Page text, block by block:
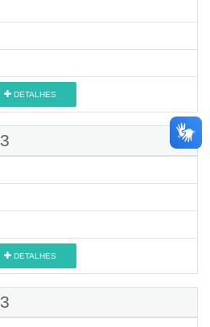
DETALHES
DETALHES